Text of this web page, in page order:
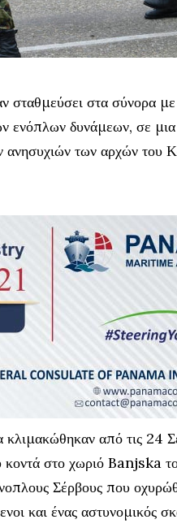
σταθμεύσει στα σύνορα
ενόπλων δυνάμεων, σε
ανησυχιών των αρχών του
κλιμακώθηκαν από τις 24
στο χωριό Banjska
Σέρβους που
και ένας αστυνομικός